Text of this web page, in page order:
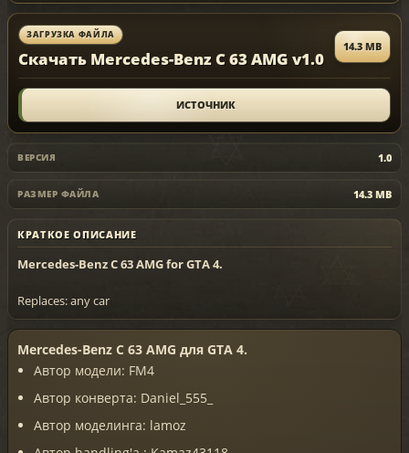
ЗАГРУЗКА ФАЙЛА
Скачать Mercedes-Benz C 63 AMG v1.0
14.3 MB
ИСТОЧНИК
ВЕРСИЯ 1.0
РАЗМЕР ФАЙЛА 14.3 MB
КРАТКОЕ ОПИСАНИЕ
Mercedes-Benz C 63 AMG for GTA 4.
Replaces: any car
Mercedes-Benz С 63 AMG для GTA 4.
Автор модели: FM4
Автор конверта: Daniel_555_
Автор моделинга: lamoz